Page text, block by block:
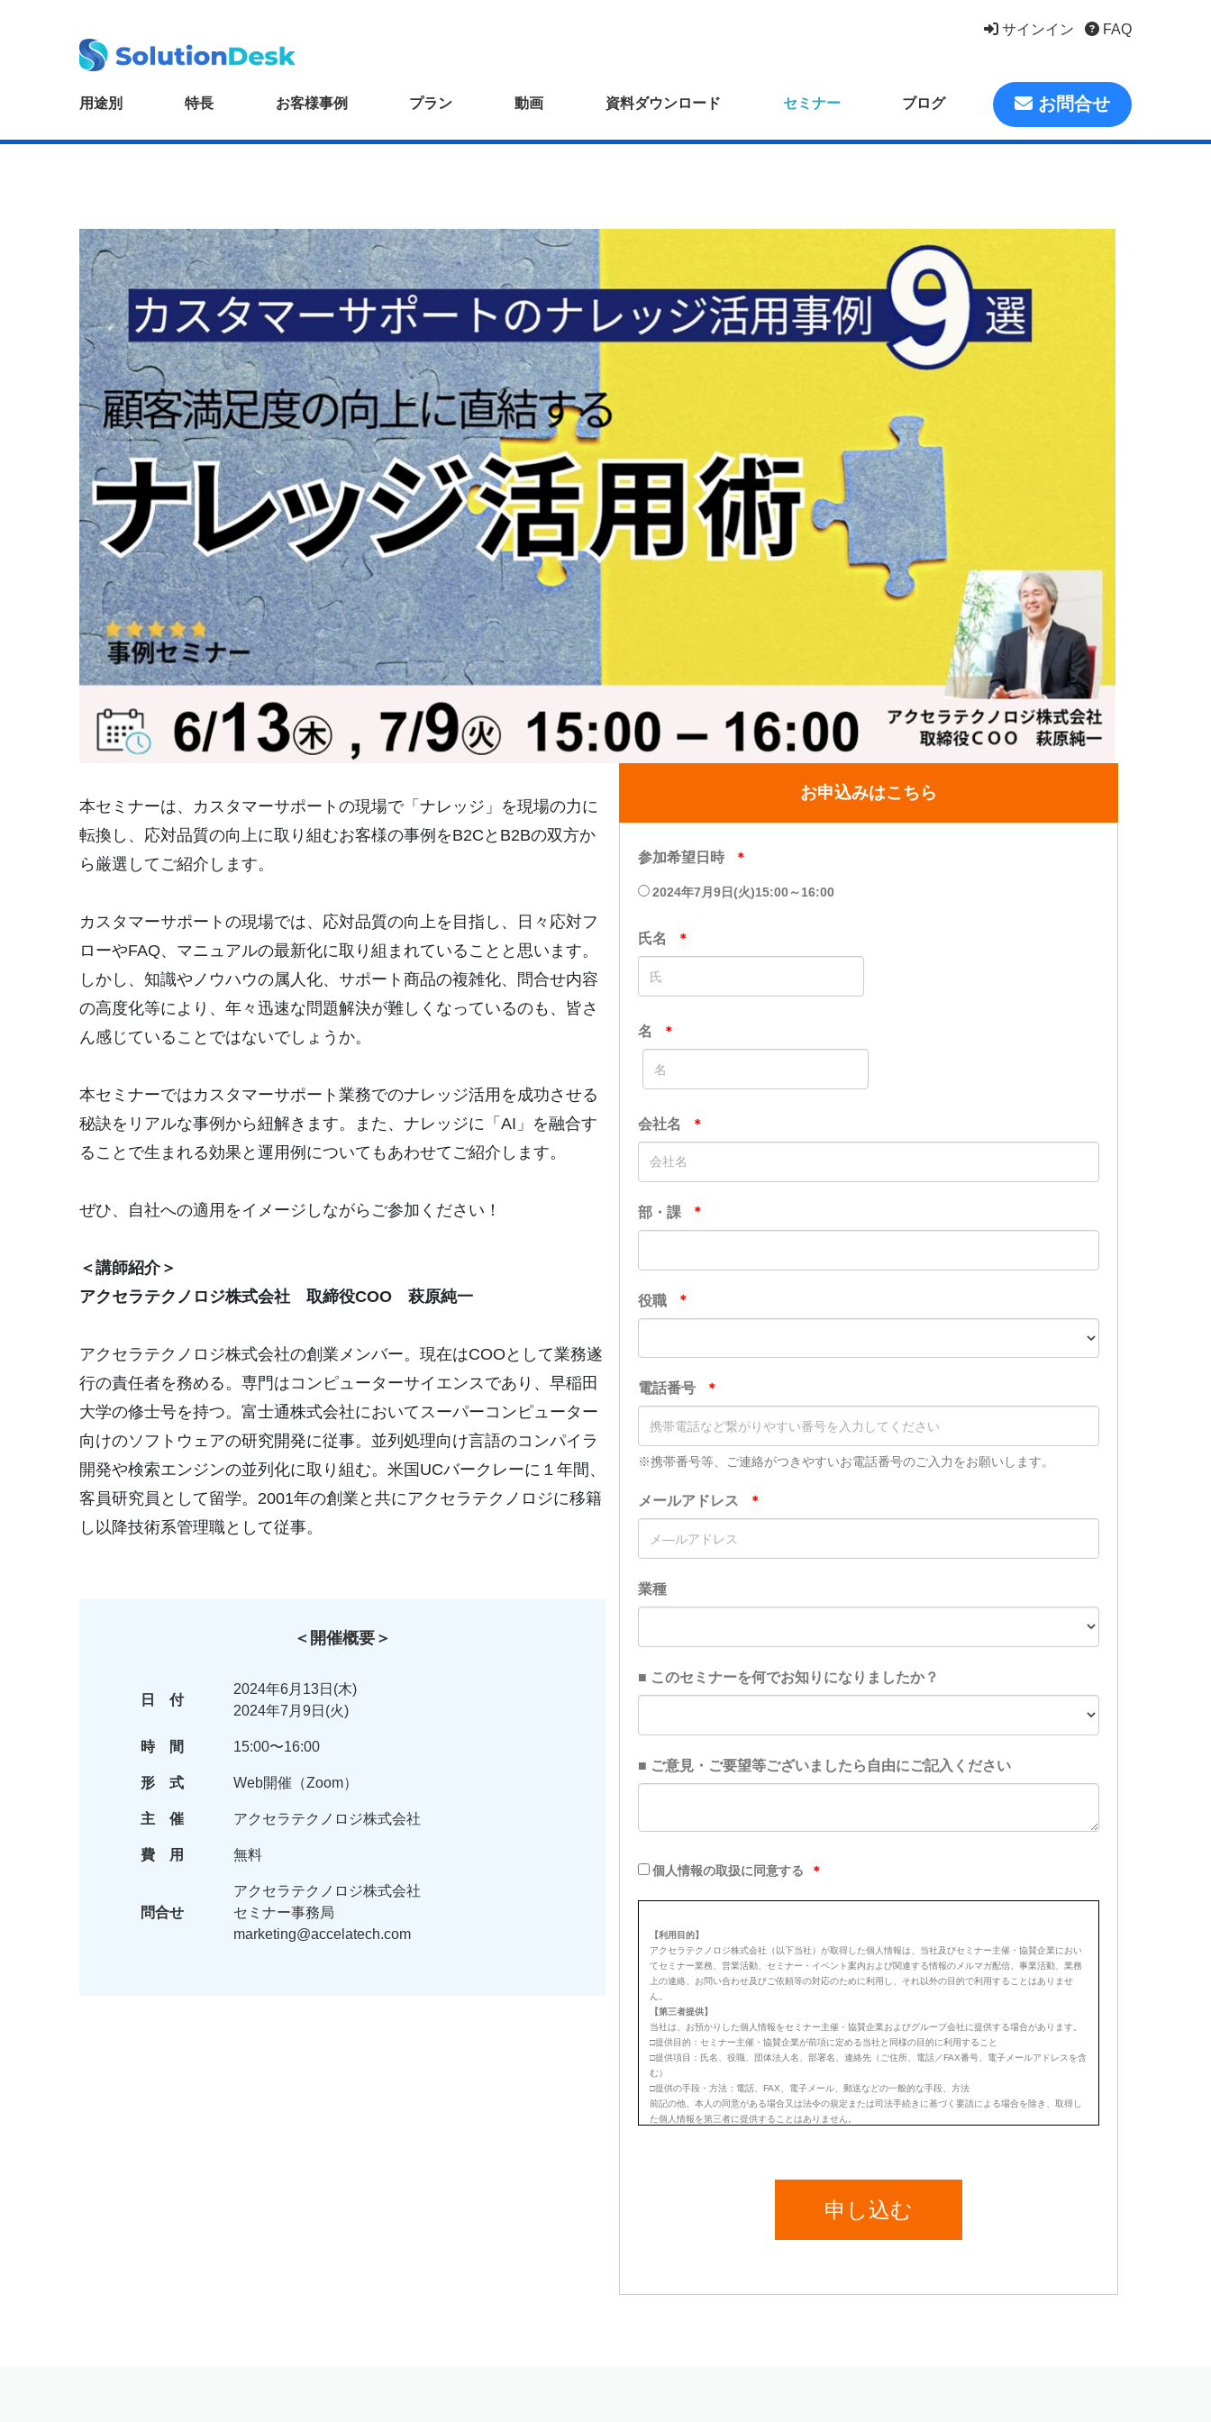
サインイン FAQ
用途別 特長 お客様事例 プラン 動画 資料ダウンロード セミナー ブログ お問合せ
本セミナーは、カスタマーサポートの現場で「ナレッジ」を現場の力に
転換し、応対品質の向上に取り組むお客様の事例をB2CとB2Bの双方か
ら厳選してご紹介します。
カスタマーサポートの現場では、応対品質の向上を目指し、日々応対フ
ローやFAQ、マニュアルの最新化に取り組まれていることと思います。
しかし、知識やノウハウの属人化、サポート商品の複雑化、問合せ内容
の高度化等により、年々迅速な問題解決が難しくなっているのも、皆さ
ん感じていることではないでしょうか。
本セミナーではカスタマーサポート業務でのナレッジ活用を成功させる
秘訣をリアルな事例から紐解きます。また、ナレッジに「AI」を融合す
ることで生まれる効果と運用例についてもあわせてご紹介します。
ぜひ、自社への適用をイメージしながらご参加ください！
＜講師紹介＞
アクセラテクノロジ株式会社 取締役COO 萩原純一
アクセラテクノロジ株式会社の創業メンバー。現在はCOOとして業務遂
行の責任者を務める。専門はコンピューターサイエンスであり、早稲田
大学の修士号を持つ。富士通株式会社においてスーパーコンピューター
向けのソフトウェアの研究開発に従事。並列処理向け言語のコンパイラ
開発や検索エンジンの並列化に取り組む。米国UCバークレーに１年間、
客員研究員として留学。2001年の創業と共にアクセラテクノロジに移籍
し以降技術系管理職として従事。
＜開催概要＞
日 付
2024年6月13日(木)
2024年7月9日(火)
時 間 15:00〜16:00
形 式 Web開催（Zoom）
主 催 アクセラテクノロジ株式会社
費 用 無料
問合せ
アクセラテクノロジ株式会社
セミナー事務局
marketing@accelatech.com
お申込みはこちら